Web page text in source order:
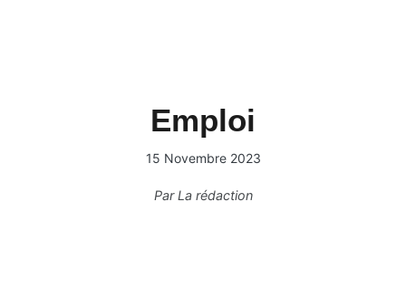
Emploi
15 Novembre 2023
ParLa rédaction